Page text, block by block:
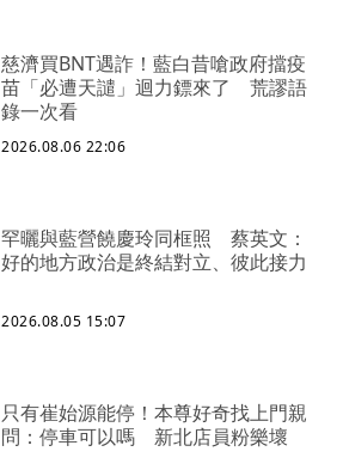
慈濟買BNT遇詐！藍白昔嗆政府擋疫
苗「必遭天譴」迴力鏢來了 荒謬語
錄一次看
2026.08.06 22:06
罕曬與藍營饒慶玲同框照 蔡英文：
好的地方政治是終結對立、彼此接力
2026.08.05 15:07
只有崔始源能停！本尊好奇找上門親
問：停車可以嗎 新北店員粉樂壞